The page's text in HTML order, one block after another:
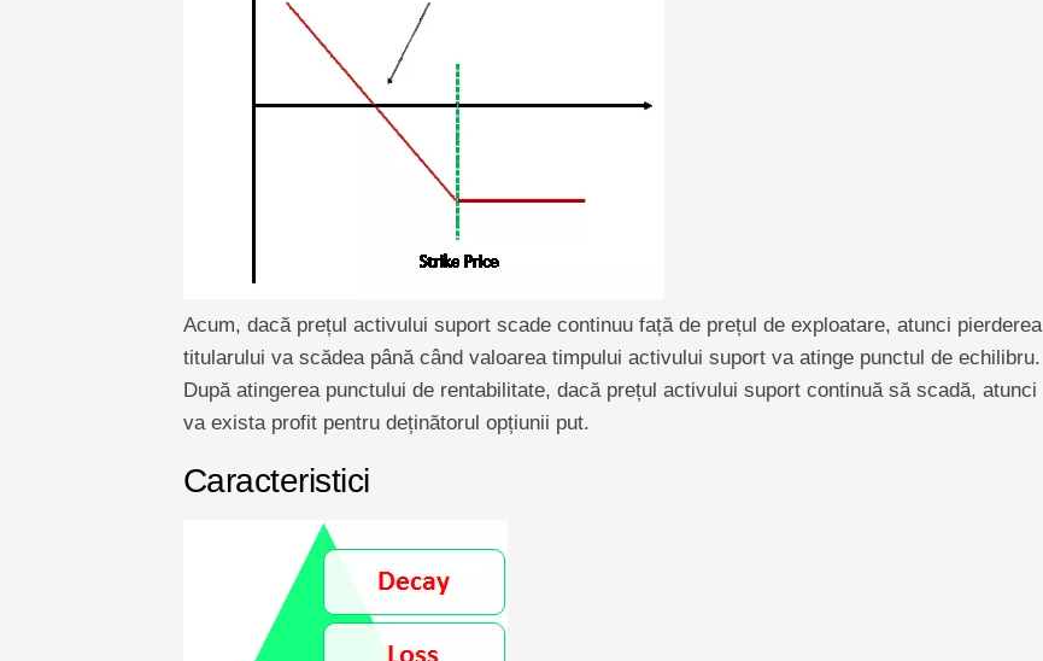
Acum, dacă prețul activului suport scade continuu față de prețul de exploatare, atunci pierderea
titularului va scădea până când valoarea timpului activului suport va atinge punctul de echilibru.
După atingerea punctului de rentabilitate, dacă prețul activului suport continuă să scadă, atunci
va exista profit pentru deținătorul opțiunii put.
Caracteristici